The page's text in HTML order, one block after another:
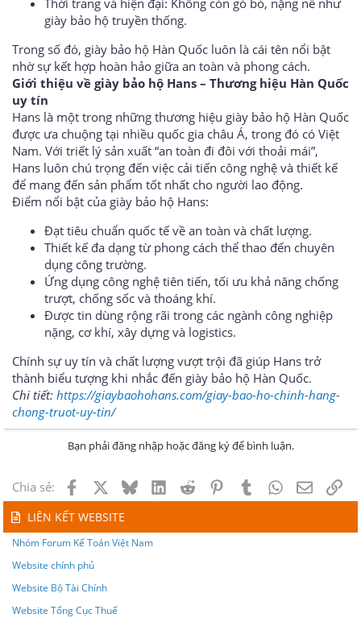
Thời trang và hiện đại: Không còn gò bó, nặng nề như
giày bảo hộ truyền thống.
Trong số đó, giày bảo hộ Hàn Quốc luôn là cái tên nổi bật
nhờ sự kết hợp hoàn hảo giữa an toàn và phong cách.
Giới thiệu về giày bảo hộ Hans – Thương hiệu Hàn Quốc
uy tín
Hans là một trong những thương hiệu giày bảo hộ Hàn Quốc
được ưa chuộng tại nhiều quốc gia châu Á, trong đó có Việt
Nam. Với triết lý sản xuất “an toàn đi đôi với thoải mái”,
Hans luôn chú trọng đến việc cải tiến công nghệ và thiết kế
để mang đến sản phẩm tốt nhất cho người lao động.
Điểm nổi bật của giày bảo hộ Hans:
Đạt tiêu chuẩn quốc tế về an toàn và chất lượng.
Thiết kế đa dạng từ phong cách thể thao đến chuyên
dụng công trường.
Ứng dụng công nghệ tiên tiến, tối ưu khả năng chống
trượt, chống sốc và thoáng khí.
Được tin dùng rộng rãi trong các ngành công nghiệp
nặng, cơ khí, xây dựng và logistics.
Chính sự uy tín và chất lượng vượt trội đã giúp Hans trở
thành biểu tượng khi nhắc đến giày bảo hộ Hàn Quốc.
Chi tiết: https://giaybaohohans.com/giay-bao-ho-chinh-hang-
chong-truot-uy-tin/
Bạn phải đăng nhập hoặc đăng ký để bình luận.
Chia sẻ: Facebook BlueskyLinkedInReddit PinterestTumblrWhatsApp
Email
LIÊN KẾT WEBSITE
Nhóm Forum Kế Toán Việt Nam
Website chính phủ
Website Bộ Tài Chính
Website Tổng Cục Thuế